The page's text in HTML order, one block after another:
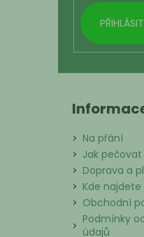
Na přání
Jak
Doprava a
Kde
Obchodní
Podmínky
údajů